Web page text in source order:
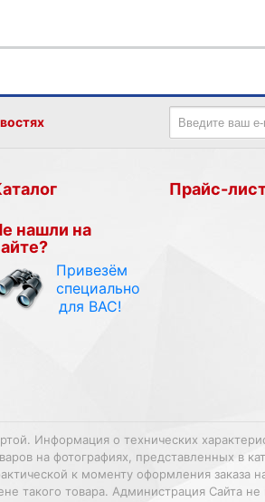
нашли на
Привезём
специально
для ВАС!
Прайс-
Информация о технических
на фотографиях, представленных в
к моменту оформления
такого товара. Администрация Сайта